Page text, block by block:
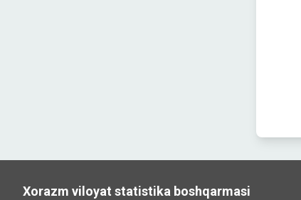
Xorazm viloyat statistika boshqarmasi